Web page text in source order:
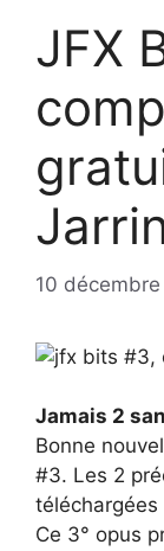
JFX
10
Jamais 2
Bonne
#3. Les 2
téléchargées
Ce 3° opus